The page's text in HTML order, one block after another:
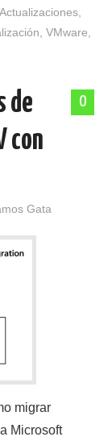
Actualizaciones,
,VMware
0
de
con
Gata
migrar
Microsoft